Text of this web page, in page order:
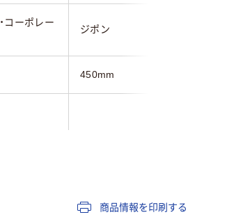
コーポレー
ジポン
450mm
商品情報を印刷する